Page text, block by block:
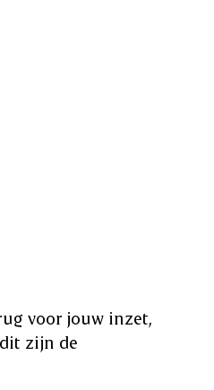
voor jouw inzet,
zijn de